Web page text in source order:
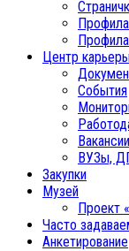
Центр
События
Вакансии
ВУЗы,
Закупки
Музей
Проект
Часто
Анкетирование